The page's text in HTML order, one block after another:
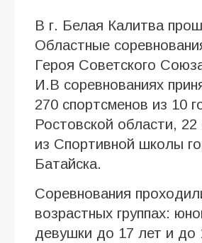
В г. Белая Калитва
Областные
Героя Советского
И.В соревнованиях
270 спортсменов из 10
Ростовской области, 22
из Спортивной школы
Батайска.
Соревнования
возрастных группах:
девушки до 17 лет и до